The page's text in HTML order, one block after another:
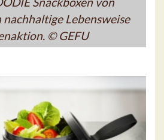
nachhaltige Lebensweise
© GEFU